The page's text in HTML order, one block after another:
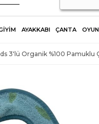
AYAKKABI ÇANTA
3'lü Organik %100 Pamuklu